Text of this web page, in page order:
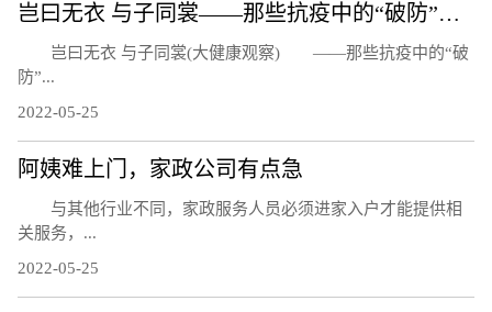
岂曰无衣 与子同裳——那些抗疫中的“破防”瞬间
岂曰无衣 与子同裳(大健康观察) ——那些抗疫中的“破
防”...
2022-05-25
阿姨难上门，家政公司有点急
与其他行业不同，家政服务人员必须进家入户才能提供相
关服务，...
2022-05-25